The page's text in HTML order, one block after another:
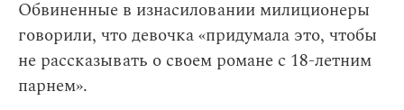
Обвиненные в изнасиловании милиционеры
говорили, что девочка «придумала это, чтобы
не рассказывать о своем романе с 18-летним
парнем».